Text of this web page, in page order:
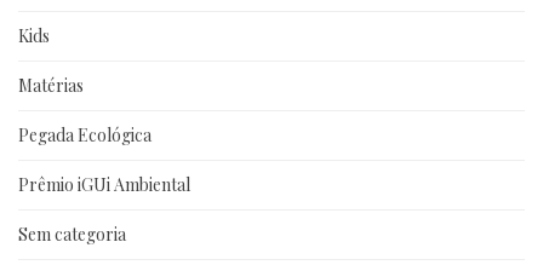
Kids
Matérias
Pegada Ecológica
Prêmio iGUi Ambiental
Sem categoria